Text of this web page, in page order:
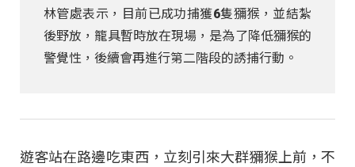
林管處表示，目前已成功捕獲6隻獼猴，並結紮
後野放，籠具暫時放在現場，是為了降低獼猴的
警覺性，後續會再進行第二階段的誘捕行動。
遊客站在路邊吃東西，立刻引來大群獼猴上前，不